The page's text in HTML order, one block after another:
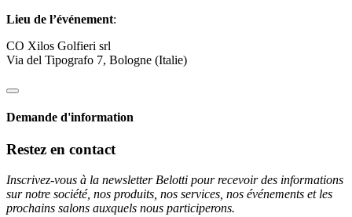
Lieu de l’événement:
CO Xilos Golfieri srl
Via del Tipografo 7, Bologne (Italie)
Demande d'information
Restez en contact
Inscrivez-vous à la newsletter Belotti pour recevoir des informations
sur notre société, nos produits, nos services, nos événements et les
prochains salons auxquels nous participerons.